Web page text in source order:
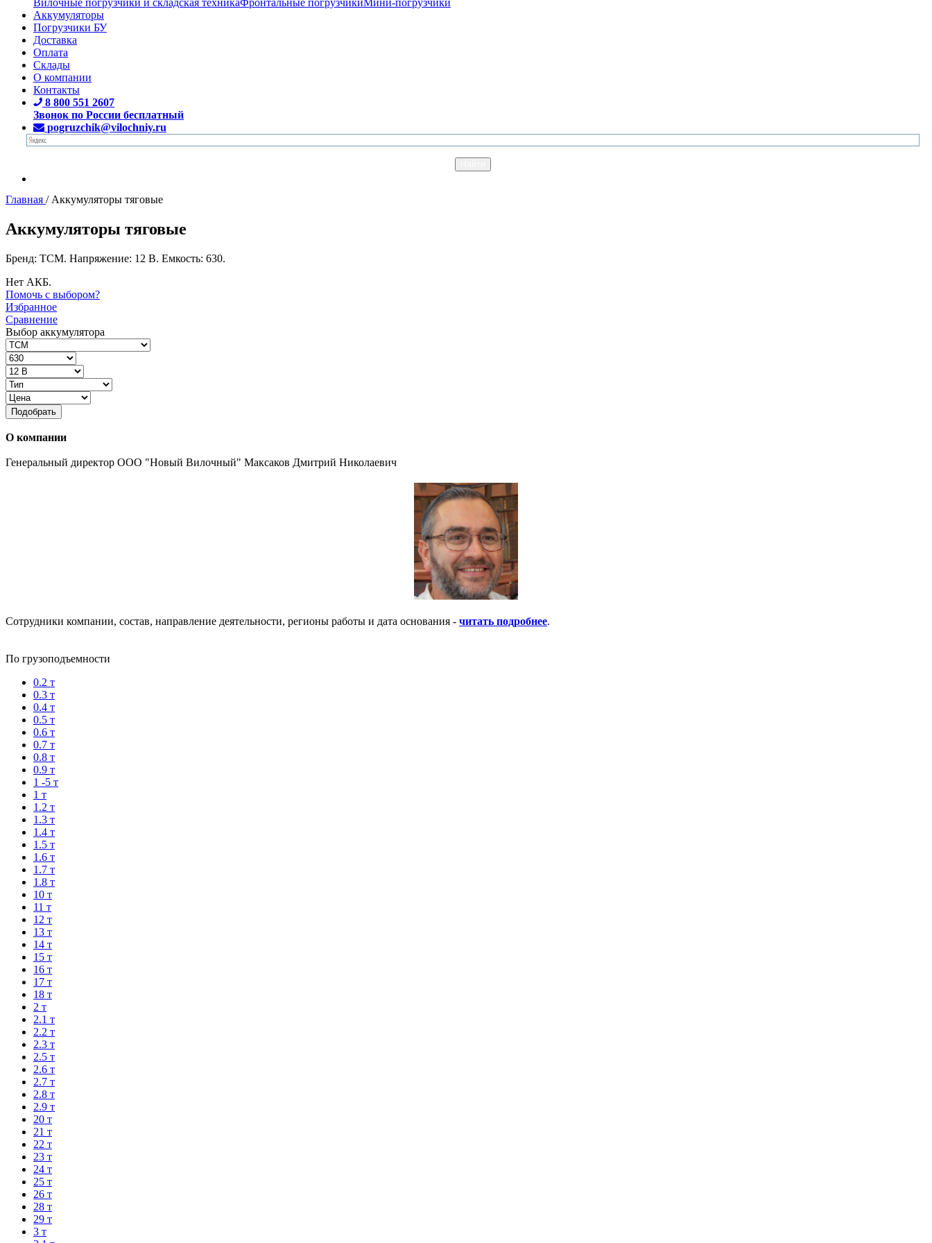
Аккумуляторы
Погрузчики БУ
Доставка
Оплата
Склады
О компании
Контакты
8 800 551 2607
Звонок по России бесплатный
pogruzchik@vilochniy.ru
Главная / Аккумуляторы тяговые
Аккумуляторы тяговые
Бренд: TCM. Напряжение: 12 В. Емкость: 630.
Нет АКБ.
Помочь с выбором?
Избранное
Сравнение
Выбор аккумулятора
Подобрать
О компании
Генеральный директор ООО "Новый Вилочный" Максаков Дмитрий Николаевич
Сотрудники компании, состав, направление деятельности, регионы работы и дата основания - читать подробнее.
По грузоподъемности
0.2 т
0.3 т
0.4 т
0.5 т
0.6 т
0.7 т
0.8 т
0.9 т
1 -5 т
1 т
1.2 т
1.3 т
1.4 т
1.5 т
1.6 т
1.7 т
1.8 т
10 т
11 т
12 т
13 т
14 т
15 т
16 т
17 т
18 т
2 т
2.1 т
2.2 т
2.3 т
2.5 т
2.6 т
2.7 т
2.8 т
2.9 т
20 т
21 т
22 т
23 т
24 т
25 т
26 т
28 т
29 т
3 т